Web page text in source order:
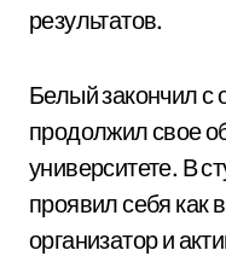
результатов.
Белый закончил
продолжил свое
университете. В
проявил себя
организатор и